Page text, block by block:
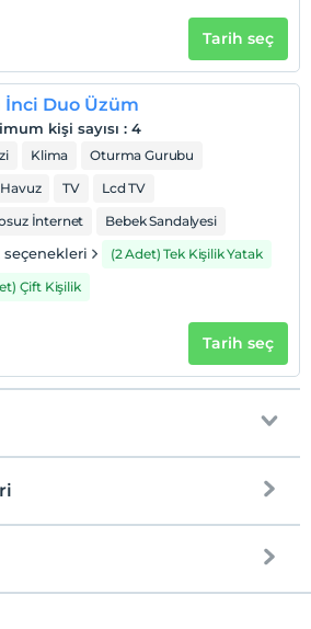
Tarih seç
İnci Duo Üzüm
kişi sayısı : 4
Klima
Oturma Gurubu
TV
Lcd TV
İnternet
Bebek Sandalyesi
seçenekleri
(2 Adet) Tek Kişilik Yatak
Çift Kişilik
Tarih seç
12 km mesafededir